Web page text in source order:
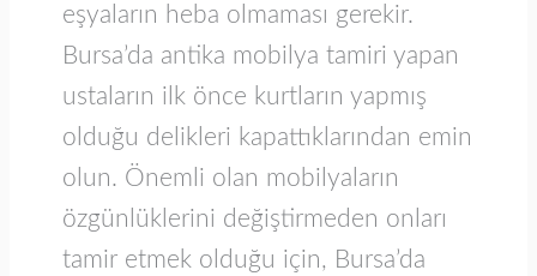
eşyaların heba olmaması gerekir.
Bursa’da antika mobilya tamiri yapan
ustaların ilk önce kurtların yapmış
olduğu delikleri kapattıklarından emin
olun. Önemli olan mobilyaların
özgünlüklerini değiştirmeden onları
tamir etmek olduğu için, Bursa’da